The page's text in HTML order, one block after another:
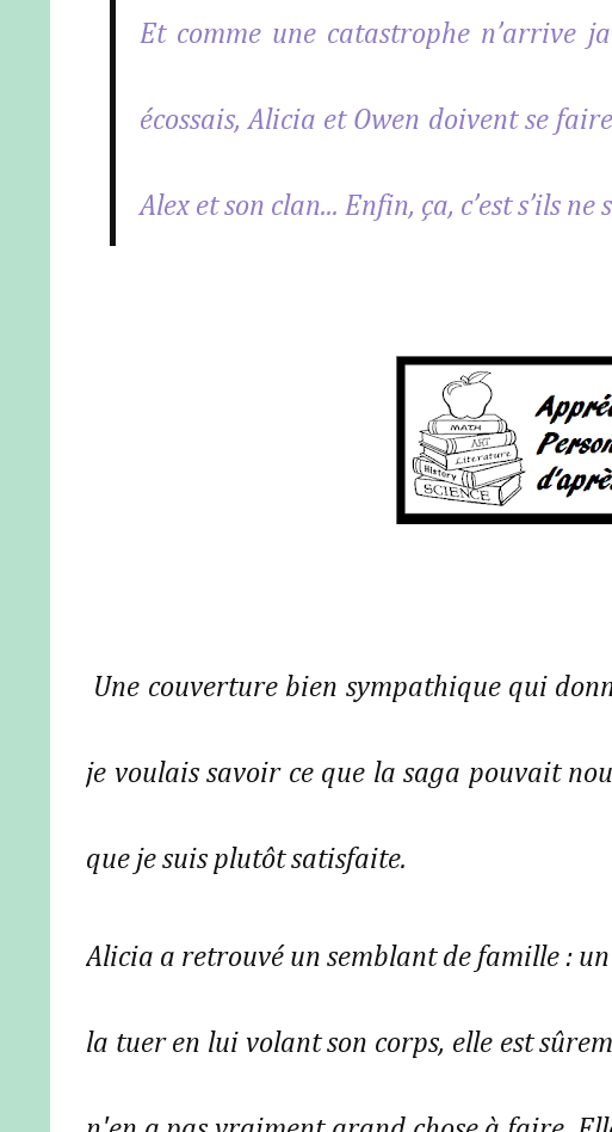
Et comme une catastrophe n’arrive
écossais, Alicia et Owen doivent se
Alex et son clan... Enfin, ça, c’est s’ils
Une couverture bien sympathique qui
je voulais savoir ce que la saga pouvait
que je suis plutôt satisfaite.
Alicia a retrouvé un semblant de famille :
la tuer en lui volant son corps, elle est